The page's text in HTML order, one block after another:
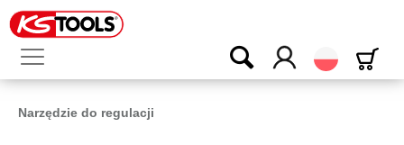
Polski
Narzędzie do regulacji